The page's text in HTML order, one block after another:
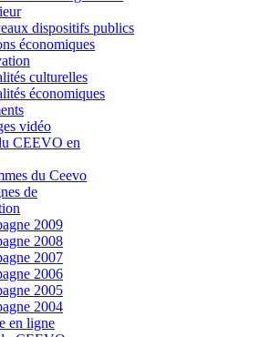
dispositifs publics
économiques
culturelles
économiques
vidéo
CEEVO en
du Ceevo
de
2009
2008
2007
2006
2005
2004
en ligne